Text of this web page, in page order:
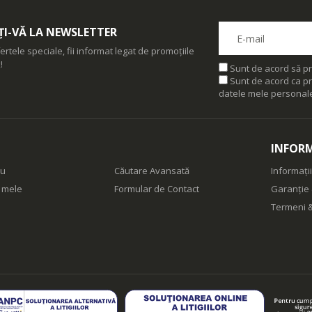
VĂ LA NEWSLETTER
speciale, fii informat legat de promoțiile
Sunt de acord să
Sunt de acord ca
datele mele
Căutare Avansată
Formular de Contact
Garanție
Termeni